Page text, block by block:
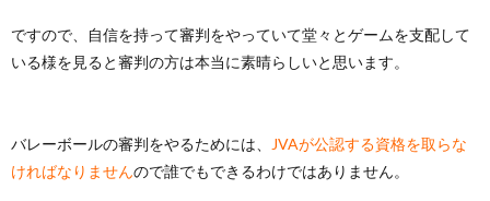
ですので、自信を持って審判をやっていて堂々とゲームを支配して
いる様を見ると審判の方は本当に素晴らしいと思います。
バレーボールの審判をやるためには、
JVAが公認する資格を取らな
ければなりませんので誰でもできるわけではありません。